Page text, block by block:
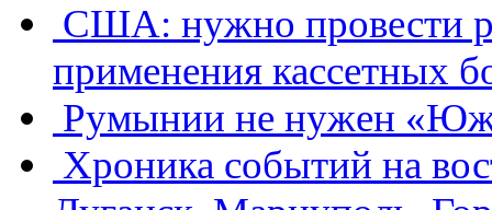
​США: нужно провести
применения кассетных
Румынии не нужен
Хроника событий на